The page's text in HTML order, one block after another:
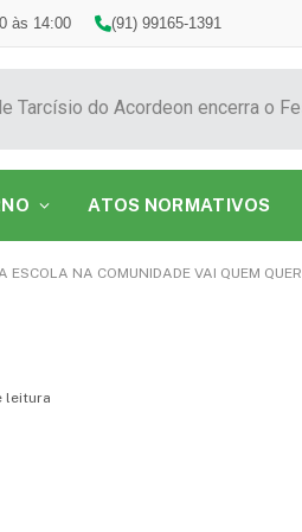
às 14:00 (91) 99165-1391
ATOS NORMATIVOS
ESCOLA NA COMUNIDADE VAI QUEM QUER
leitura